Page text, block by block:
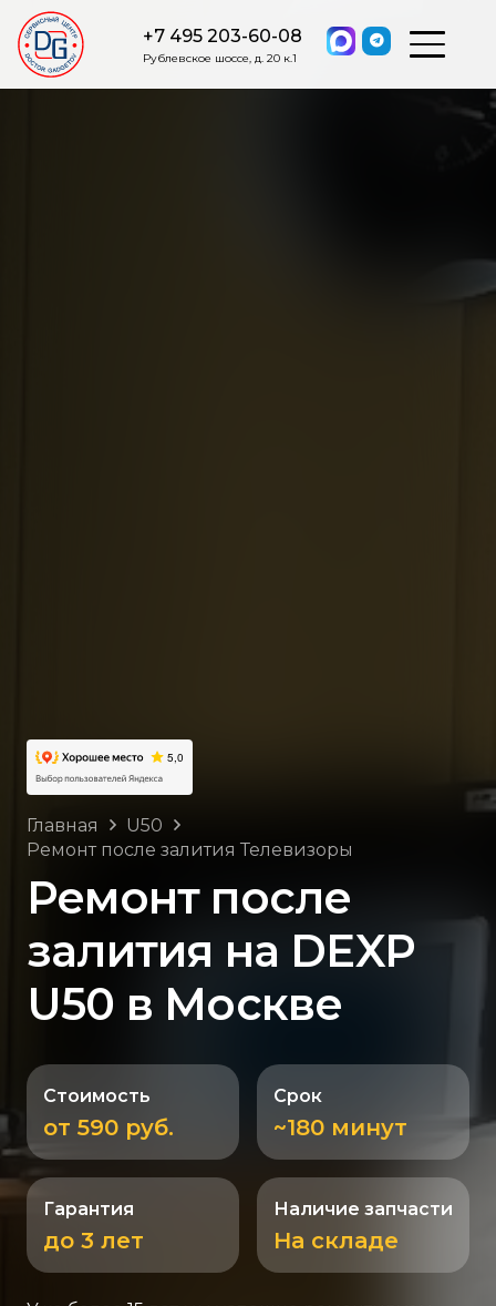
+7 495 203-60-08
Рублевское шоссе, д. 20 к.1
Главная
U50
Ремонт после залития Телевизоры
Ремонт после
залития на DEXP
U50 в Москве
Стоимость
от 590 руб.
Срок
~180 минут
Гарантия
до 3 лет
Наличие запчасти
На складе